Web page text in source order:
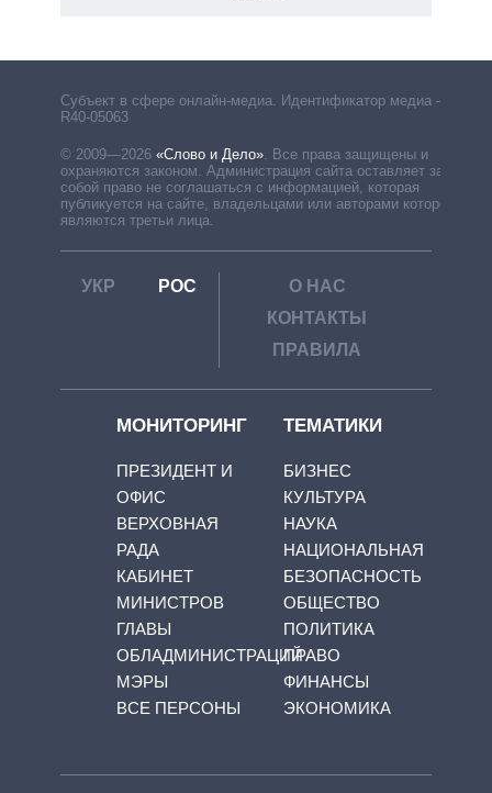
Субъект в сфере онлайн-медиа. Идентификатор медиа –
R40-05063
© 2009—2026 «Слово и Дело». Все права защищены и
охраняются законом. Администрация сайта оставляет за
собой право не соглашаться с информацией, которая
публикуется на сайте, владельцами или авторами которой
являются третьи лица.
УКР РОС
О НАС
КОНТАКТЫ
ПРАВИЛА
МОНИТОРИНГ
ПРЕЗИДЕНТ И
ОФИС
ВЕРХОВНАЯ
РАДА
КАБИНЕТ
МИНИСТРОВ
ГЛАВЫ
ОБЛАДМИНИСТРАЦИЙ
МЭРЫ
ВСЕ ПЕРСОНЫ
ТЕМАТИКИ
БИЗНЕС
КУЛЬТУРА
НАУКА
НАЦИОНАЛЬНАЯ
БЕЗОПАСНОСТЬ
ОБЩЕСТВО
ПОЛИТИКА
ПРАВО
ФИНАНСЫ
ЭКОНОМИКА